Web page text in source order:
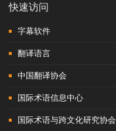
快速访问
字幕软件
翻译语言
中国翻译协会
国际术语信息中心
国际术语与跨文化研究协会